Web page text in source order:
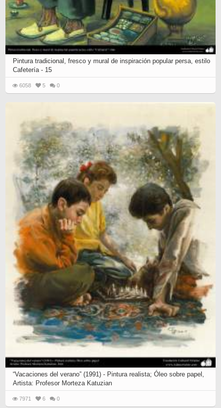
Pintura tradicional, fresco y mural de inspiración popular persa, estilo
Cafetería - 15
6058 5 0
“Vacaciones del verano” (1991) - Pintura realista; Óleo sobre papel,
Artista: Profesor Morteza Katuzian
7971 6 0